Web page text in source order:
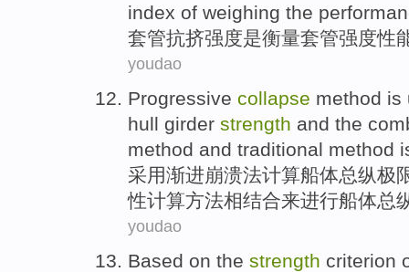
index of weighing the
套管抗挤强度是衡量套管强度性
youdao
Progressive collapse method is
hull girder strength and the
method and traditional method
采用渐进崩溃法计算船体总纵极
性计算方法相结合来进行船体总
youdao
Based on the strength criterion